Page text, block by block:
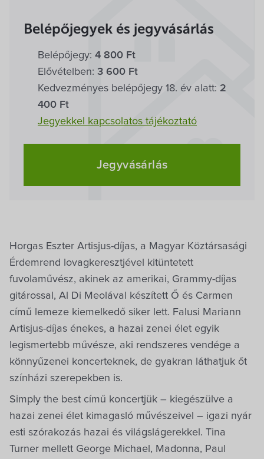
Horgas Eszter Artisjus-díjas, a Magyar Köztársasági
Érdemrend lovagkeresztjével kitüntetett
fuvolaművész, akinek az amerikai, Grammy-díjas
gitárossal, Al Di Meolával készített Ő és Carmen
című lemeze kiemelkedő siker lett. Falusi Mariann
Artisjus-díjas énekes, a hazai zenei élet egyik
legismertebb művésze, aki rendszeres vendége a
könnyűzenei koncerteknek, de gyakran láthatjuk őt
színházi szerepekben is.
Simply the best című koncertjük – kiegészülve a
hazai zenei élet kimagasló művészeivel – igazi nyár
esti szórakozás hazai és világslágerekkel. Tina
Turner mellett George Michael, Madonna, Paul
Belépőjegyek és jegyvásárlás
Belépőjegy: 4 800 Ft
Elővételben: 3 600 Ft
Kedvezményes belépőjegy 18. év alatt: 2
400 Ft
Jegyekkel kapcsolatos tájékoztató
Jegyvásárlás